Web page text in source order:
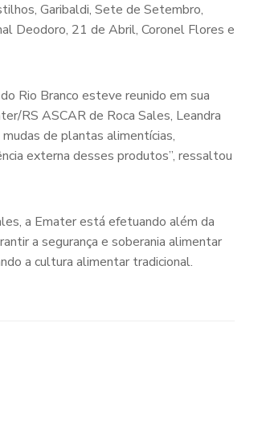
Garibaldi, Sete de Setembro,
Deodoro, 21 de Abril, Coronel Flores e
Rio Branco esteve reunido em sua
RS ASCAR de Roca Sales, Leandra
de plantas alimentícias,
externa desses produtos”, ressaltou
a Emater está efetuando além da
a segurança e soberania alimentar
a cultura alimentar tradicional.